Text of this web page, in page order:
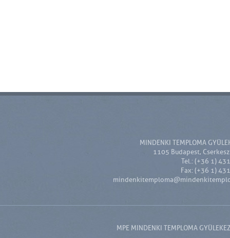
MINDENKI TEMPLOMA
1105 Budapest,
Tel.: (+36 1)
Fax: (+36 1)
MPE MINDENKI TEMPLOMA